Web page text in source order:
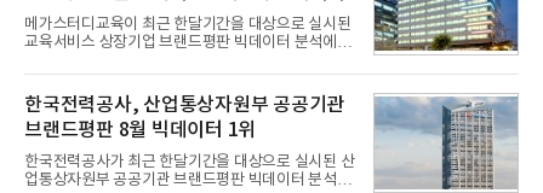
메가스터디교육이 최근 한달기간을 대상으로 실시된
교육서비스 상장기업 브랜드평판 빅데이터 분석에서
일 한국기업평판연구소(소장 구창환)는 국내 교육서
비스 상장기업 브랜드를 대상으로 지난 7월 7일부터
8월 7일까지 수집된 소비자 빅데이터 10,074,233건
을 분석한 결과, 메가스터디교육이 브랜드평판지수
1,710,926을 기록하며 8월 1위에 올랐다고 밝혔다.
분석에 활용된 빅데이터는 지난 7월(9,491,206건) 대
비 6.14% 증가한 수치로, 교육서비스 상장기업 브랜
한국전력공사, 산업통상자원부 공공기관
브랜드평판 8월 빅데이터 1위
한국전력공사가 최근 한달기간을 대상으로 실시된 산
업통상자원부 공공기관 브랜드평판 빅데이터 분석에